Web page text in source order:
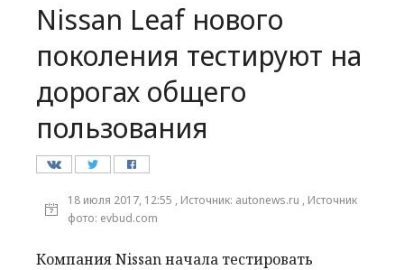
Авто
Происшествия
Редакция
Nissan Leaf нового
поколения тестируют на
дорогах общего
пользования
18 июля 2017, 12:55 , Источник: autonews.ru , Источник
фото: evbud.com
Компания Nissan начала тестировать